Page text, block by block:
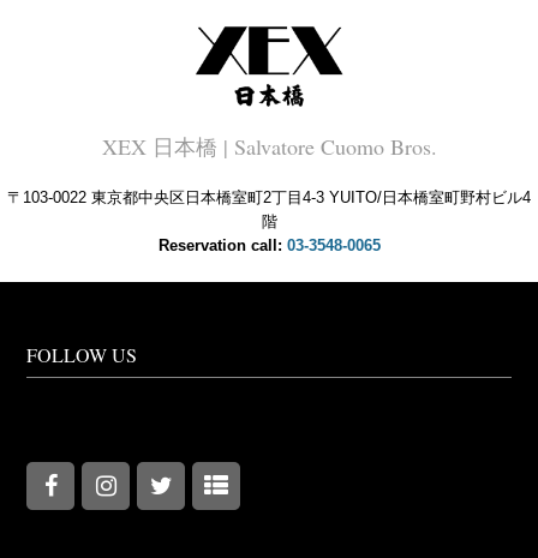
XEX 日本橋 | Salvatore Cuomo Bros.
〒103-0022 東京都中央区日本橋室町2丁目4-3 YUITO/日本橋室町野村ビル4
階
Reservation call: 03-3548-0065
FOLLOW US